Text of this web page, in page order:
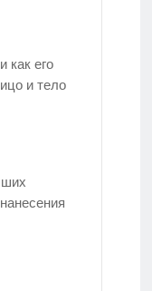
как его
и тело